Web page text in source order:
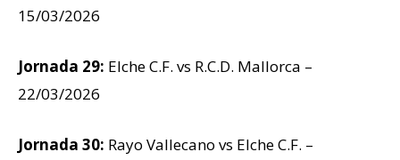
15/03/2026
Jornada 29: Elche C.F. vs R.C.D. Mallorca –
22/03/2026
Jornada 30: Rayo Vallecano vs Elche C.F. –